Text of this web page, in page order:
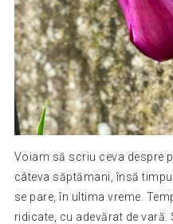
Voiam să scriu ceva despre
câteva săptămani, însă
se pare, în ultima vreme.
ridicate, cu adevărat de vară.